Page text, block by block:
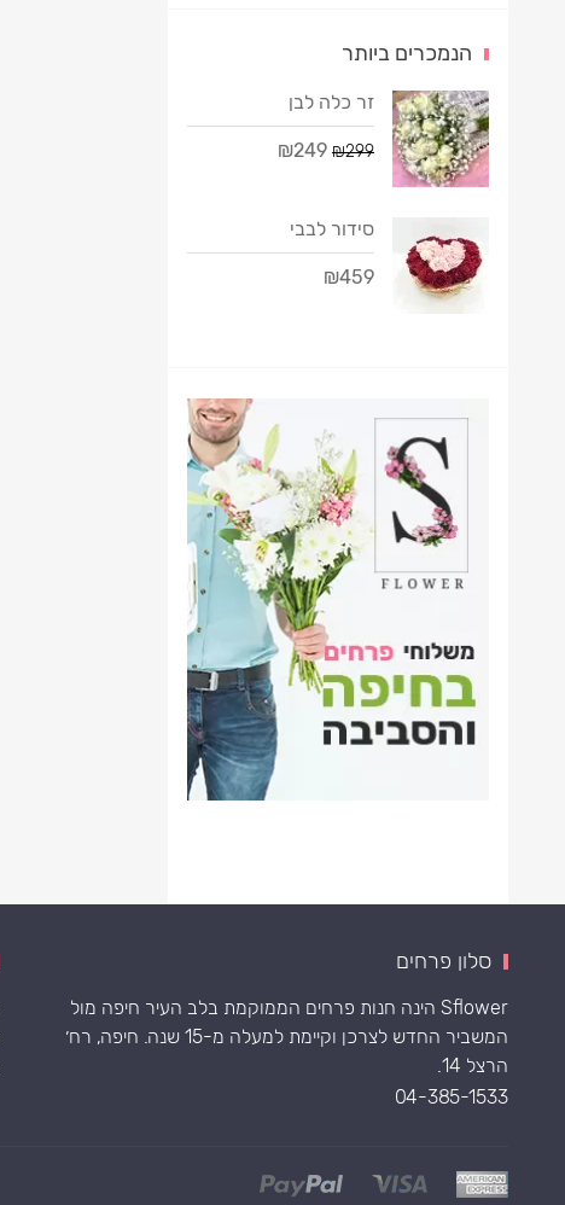
הנמכרים ביותר
זר כלה לבן
₪299
₪249
סידור לבבי
₪459
סלון פרחים
Sflower הינה חנות פרחים הממוקמת בלב העיר חיפה מול
המשביר החדש לצרכן וקיימת למעלה מ-15 שנה. חיפה, רח׳
הרצל 14.
04-385-1533